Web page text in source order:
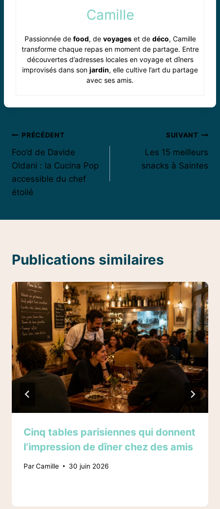
Camille
Passionnée de food, de voyageset de déco, Camille
transforme chaque repas en moment de partage. Entre
découvertes d’adresses locales en voyage et dîners
improvisés dans son jardin, elle cultive l’art du partage
avec ses amis.
Navigation
de
l’article
PRÉCÉDENT
Foo’d de Davide
Oldani : la Cucina Pop
accessible du chef
étoilé
SUIVANT
Les 15 meilleurs
snacks à Saintes
Publications similaires
Cinq tables parisiennes qui donnent
l’impression de dîner chez des amis
ParCamille 30 juin 2026